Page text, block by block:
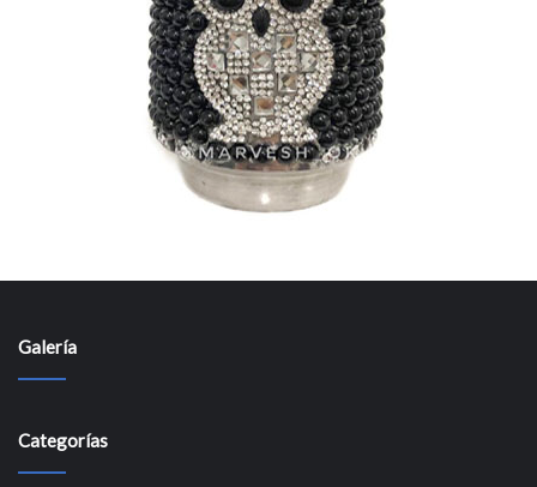
Galería
Categorías